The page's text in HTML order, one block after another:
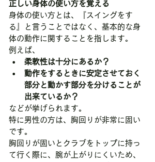
正しい身体の使い方を覚える
身体の使い方とは、『スイングをす
る』と言うことではなく、基本的な身
体の動作に関することを指します。
例えば、
柔軟性は十分にあるか？
動作をするときに安定させておく
部分と動かす部分を分けることが
出来ているか？
などが挙げられます。
特に男性の方は、胸回りが非常に固い
です。
胸回りが固いとクラブをトップに持っ
て行く際に、腕が上がりにくいため、